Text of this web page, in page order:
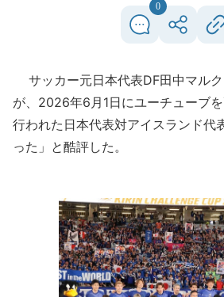
0
サッカー元日本代表DF田中マルク
が、2026年6月1日にユーチューブ
行われた日本代表対アイスランド代
った」と酷評した。